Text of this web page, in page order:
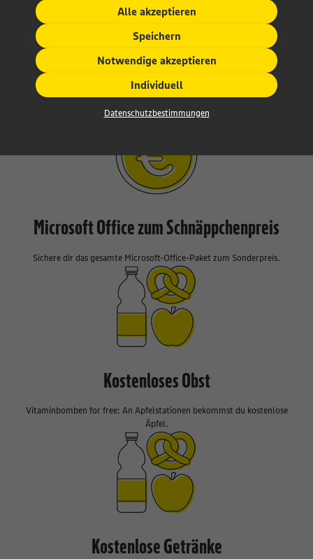
Mitarbeiter-Magazin
Neuigkeiten aus der EDEKA Südwest-Welt: Über unser Mitarbeiter-Magazin
„Südwest Stories” bis du immer über alle Neuigkeiten im Unternehmen
Microsoft Office zum Schnäppchenpreis
Sichere dir das gesamte Microsoft-Office-Paket zum Sonderpreis.
Kostenloses Obst
Vitaminbomben for free: An Apfelstationen bekommst du kostenlose
Äpfel.
Kostenlose Getränke
Alle akzeptieren
Speichern
Notwendige akzeptieren
Individuell
Datenschutzbestimmungen